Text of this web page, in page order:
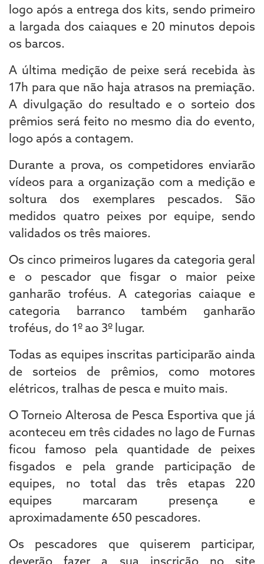
logo após a entrega dos kits, sendo primeiro
a largada dos caiaques e 20 minutos depois
os barcos.
A última medição de peixe será recebida às
17h para que não haja atrasos na premiação.
A divulgação do resultado e o sorteio dos
prêmios será feito no mesmo dia do evento,
logo após a contagem.
Durante a prova, os competidores enviarão
vídeos para a organização com a medição e
soltura dos exemplares pescados. São
medidos quatro peixes por equipe, sendo
validados os três maiores.
Os cinco primeiros lugares da categoria geral
e o pescador que fisgar o maior peixe
ganharão troféus. A categorias caiaque e
categoria barranco também ganharão
troféus, do 1º ao 3º lugar.
Todas as equipes inscritas participarão ainda
de sorteios de prêmios, como motores
elétricos, tralhas de pesca e muito mais.
O Torneio Alterosa de Pesca Esportiva que já
aconteceu em três cidades no lago de Furnas
ficou famoso pela quantidade de peixes
fisgados e pela grande participação de
equipes, no total das três etapas 220
equipes marcaram presença e
aproximadamente 650 pescadores.
Os pescadores que quiserem participar,
deverão fazer a sua inscrição no site